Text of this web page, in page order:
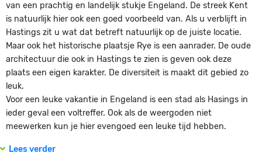
van een prachtig en landelijk stukje Engeland. De streek Kent
is natuurlijk hier ook een goed voorbeeld van. Als u verblijft in
Hastings zit u wat dat betreft natuurlijk op de juiste locatie.
Maar ook het historische plaatsje Rye is een aanrader. De oude
architectuur die ook in Hastings te zien is geven ook deze
plaats een eigen karakter. De diversiteit is maakt dit gebied zo
leuk.
Voor een leuke vakantie in Engeland is een stad als Hasings in
ieder geval een voltreffer. Ook als de weergoden niet
meewerken kun je hier evengoed een leuke tijd hebben.
Lees verder